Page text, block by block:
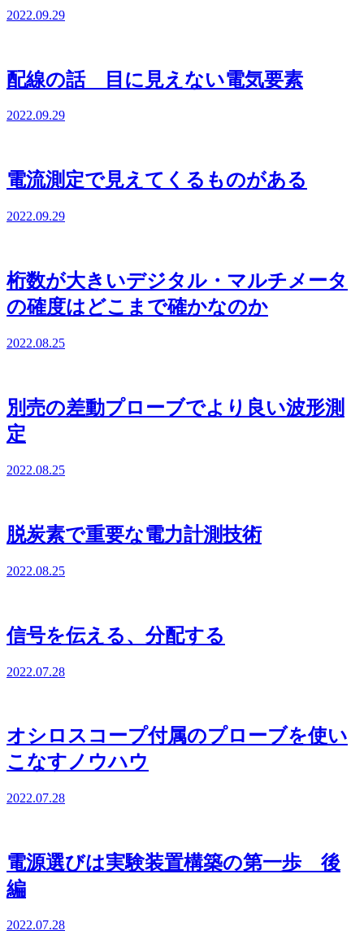
2022.09.29
配線の話 目に見えない電気要素
2022.09.29
電流測定で見えてくるものがある
2022.09.29
桁数が大きいデジタル・マルチメータ
の確度はどこまで確かなのか
2022.08.25
別売の差動プローブでより良い波形測
定
2022.08.25
脱炭素で重要な電力計測技術
2022.08.25
信号を伝える、分配する
2022.07.28
オシロスコープ付属のプローブを使い
こなすノウハウ
2022.07.28
電源選びは実験装置構築の第一歩 後
編
2022.07.28